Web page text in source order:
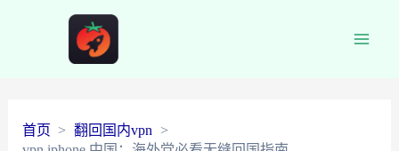
首页
翻回国内vpn